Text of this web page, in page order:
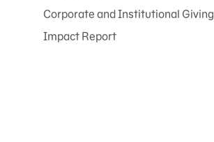
Corporate and Institutional Giving
Impact Report